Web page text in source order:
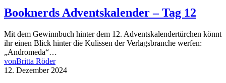
Booknerds Adventskalender – Tag 12
Mit dem Gewinnbuch hinter dem 12. Adventskalendertürchen könnt
ihr einen Blick hinter die Kulissen der Verlagsbranche werfen:
„Andromeda“…
vonBritta Röder
12. Dezember 2024